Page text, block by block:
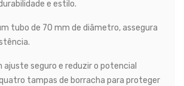
e estilo.
tubo de 70 mm de diâmetro, assegura
ajuste seguro e reduzir o potencial
tampas de borracha para proteger